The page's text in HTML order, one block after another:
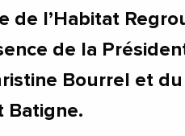
de l’Habitat
de la
Bourrel et
Batigne.